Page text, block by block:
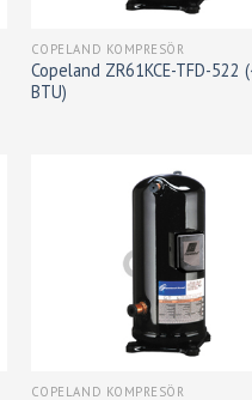
COPELAND KOMPRESÖR
Copeland ZR61KCE-TFD-522
BTU)
COPELAND KOMPRESÖR